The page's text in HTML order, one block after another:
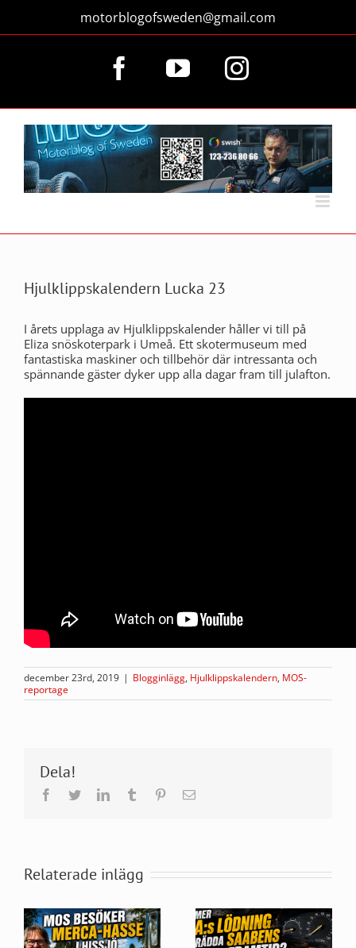
innehållet
motorblogofsweden@gmail.com
FacebookYouTubeInstagram
Hjulklippskalendern Lucka 23
I årets upplaga av Hjulklippskalender håller vi till på
Eliza snöskoterpark i Umeå. Ett skotermuseum med
fantastiska maskiner och tillbehör där intressanta och
spännande gäster dyker upp alla dagar fram till julafton.
december 23rd, 2019 | Blogginlägg, Hjulklippskalendern, MOS-
reportage
Dela!
Facebook
TwitterLinkedInTumblr Pinterest
E-
Relaterade inlägg